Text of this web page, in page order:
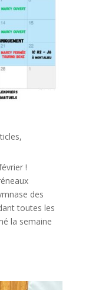
,
!
des
toutes les
la semaine